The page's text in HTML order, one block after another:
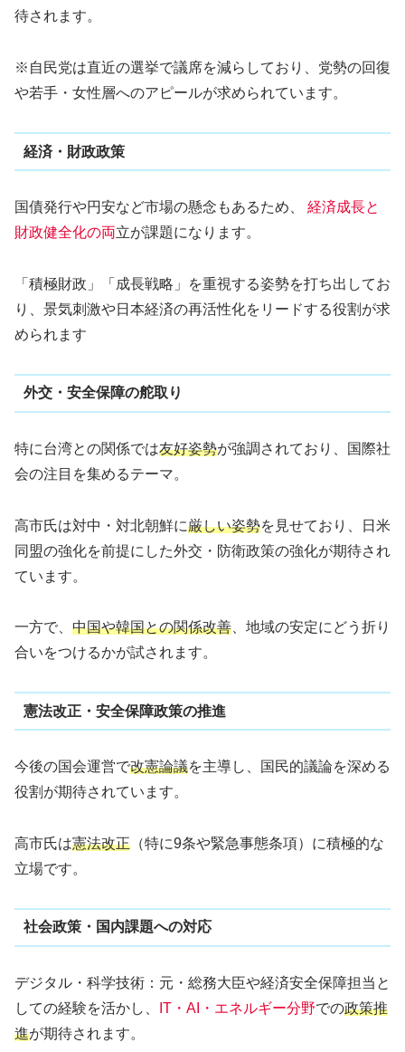
待されます。
※自民党は直近の選挙で議席を減らしており、党勢の回復
や若手・女性層へのアピールが求められています。
経済・財政政策
国債発行や円安など市場の懸念もあるため、
経済成長と
財政健全化の両立が課題になります。
「積極財政」「成長戦略」を重視する姿勢を打ち出してお
り、景気刺激や日本経済の再活性化をリードする役割が求
められます
外交・安全保障の舵取り
特に台湾との関係では友好姿勢が強調されており、国際社
会の注目を集めるテーマ。
高市氏は対中・対北朝鮮に厳しい姿勢を見せており、日米
同盟の強化を前提にした外交・防衛政策の強化が期待され
ています。
一方で、 中国や韓国との関係改善 、地域の安定にどう折り
合いをつけるかが試されます。
憲法改正・安全保障政策の推進
今後の国会運営で改憲論議を主導し、国民的議論を深める
役割が期待されています。
高市氏は憲法改正 （特に9条や緊急事態条項）に積極的な
立場です。
社会政策・国内課題への対応
デジタル・科学技術：元・総務大臣や経済安全保障担当と
しての経験を活かし、
IT・AI・エネルギー分野での政策推
進が期待されます。